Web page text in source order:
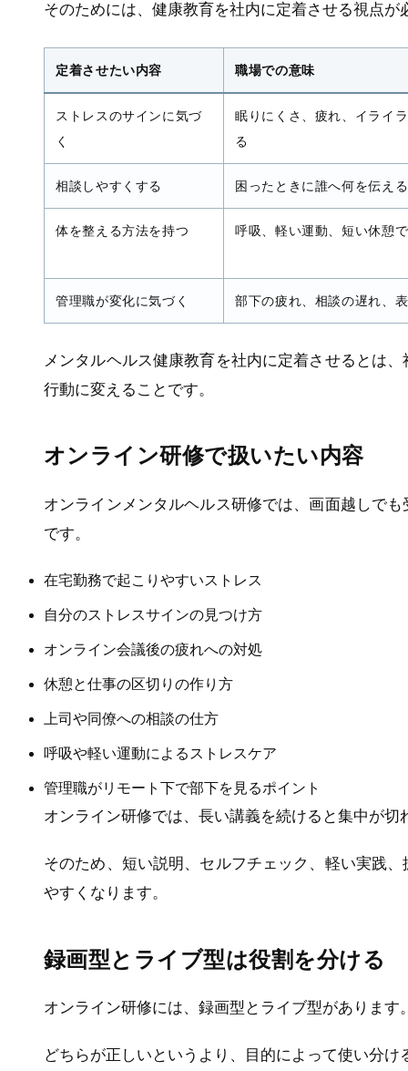
そのためには、健康教育を社内に定着させる視点が
定着させたい内容 職場での意味
ストレスのサインに気づ
く
眠りにくさ、疲れ、イライ
る
相談しやすくする 困ったときに誰へ何を伝え
体を整える方法を持つ 呼吸、軽い運動、短い休憩
管理職が変化に気づく 部下の疲れ、相談の遅れ、
メンタルヘルス健康教育を社内に定着させるとは
行動に変えることです。
オンライン研修で扱いたい内容
オンラインメンタルヘルス研修では、画面越しで
です。
在宅勤務で起こりやすいストレス
自分のストレスサインの見つけ方
オンライン会議後の疲れへの対処
休憩と仕事の区切りの作り方
上司や同僚への相談の仕方
呼吸や軽い運動によるストレスケア
管理職がリモート下で部下を見るポイント
オンライン研修では、長い講義を続けると集中が切
そのため、短い説明、セルフチェック、軽い実践
やすくなります。
録画型とライブ型は役割を分ける
オンライン研修には、録画型とライブ型があります
どちらが正しいというより、目的によって使い分け